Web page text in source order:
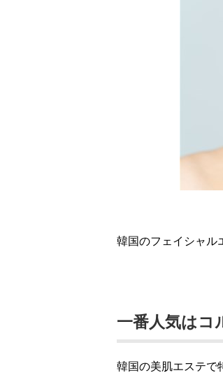
韓国のフェイシャル
一番人気はコ
韓国の美肌エステで